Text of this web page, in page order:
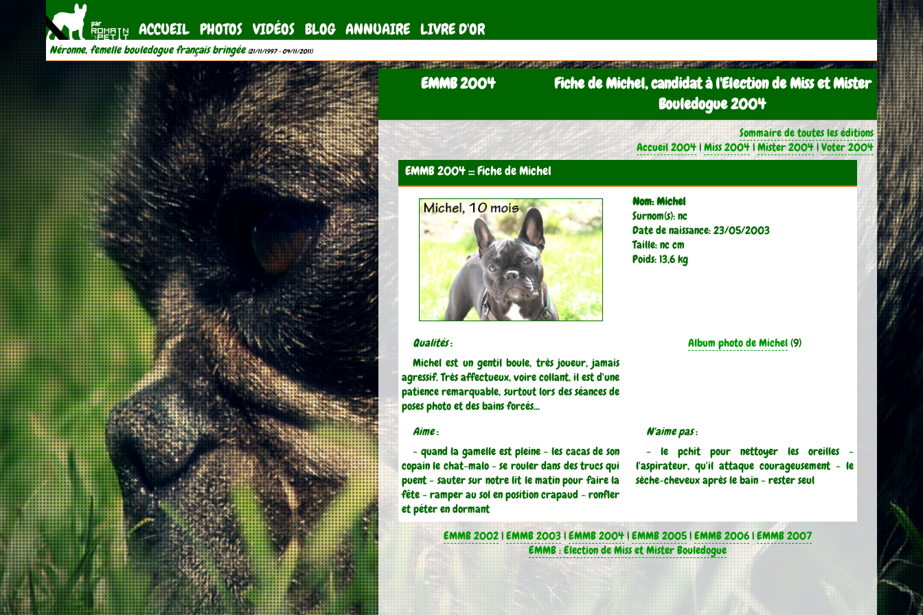
ACCUEIL PHOTOS VIDÉOS BLOG ANNUAIRE LIVRE D'OR
Néronne, femelle bouledogue français bringée (21/11/1997 - 04/11/2011)
EMMB 2004
Fiche de Michel, candidat à l'Election de Miss et Mister
Bouledogue 2004
Sommaire de toutes les éditions
Accueil 2004|Miss 2004|Mister 2004|Voter 2004
EMMB 2004 ::: Fiche de Michel
Nom: Michel
Surnom(s): nc
Date de naissance: 23/05/2003
Taille: nc cm
Poids: 13,6 kg
Qualités:
Michel est un gentil boule, très joueur, jamais
agressif. Très affectueux, voire collant, il est d'une
patience remarquable, surtout lors des séances de
poses photo et des bains forcés...
Album photo de Michel(9)
Aime:
- quand la gamelle est pleine - les cacas de son
copain le chat-malo - se rouler dans des trucs qui
puent - sauter sur notre lit le matin pour faire la
fête - ramper au sol en position crapaud - ronfler
et péter en dormant
N'aime pas:
- le pchit pour nettoyer les oreilles -
l'aspirateur, qu'il attaque courageusement - le
sèche-cheveux après le bain - rester seul
EMMB 2002|EMMB 2003|EMMB 2004|EMMB 2005|EMMB 2006|EMMB 2007
EMMB : Election de Miss et Mister Bouledogue